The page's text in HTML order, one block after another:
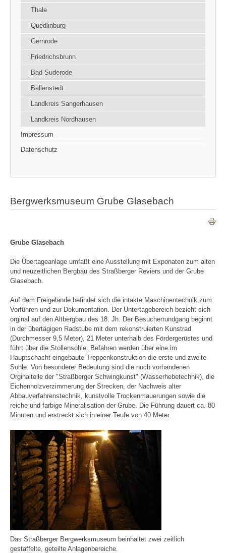
Thale
Quedlinburg
Gernrode
Friedrichsbrunn
Bad Suderode
Ballenstedt
Landkreis Sangerhausen
Landkreis Nordhausen
Impressum
Datenschutz
Bergwerksmuseum Grube Glasebach
Grube Glasebach
Die Übertageanlage umfaßt eine Ausstellung mit Exponaten zum alten
und neuzeitlichen Bergbau des Straßberger Reviers und der Grube
Glasebach.
Auf dem Freigelände befindet sich die intakte Maschinentechnik zum
Vorführen und zur Dokumentation. Der Untertagebereich bezieht sich
orginal auf den Altbergbau des 18. Jh. Der Besucherrundgang beginnt
in der übertägigen Radstube mit dem rekonstruierten Kunstrad
(Durchmesser 9,5 Meter), 21 Meter unterhalb des Fördergerüstes und
führt über die Stollensohle. Befahren werden über eine im
Hauptschacht eingebaute Treppenkonstruktion die erste und zweite
Sohle. Von besonderer Bedeutung sind die noch vorhandenen
Orginalteile der "Straßberger Schwingkunst" (Wasserhebetechnik), die
Eichenholzverzimmerung der Strecken, der Nachweis alter
Abbauverfahrenstechnik, kunstvolle Trockenmauerungen sowie die
reiche und farbige Mineralisation der Grube. Die Führung dauert ca. 80
Minuten und erstreckt sich in einer Teufe von 40 Meter.
Das Straßberger Bergwerksmuseum beinhaltet zwei zeitlich
gestaffelte, geteilte Anlagenbereiche.